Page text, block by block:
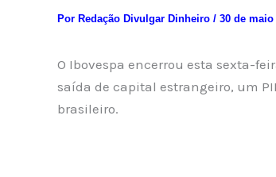
Por Redação Divulgar Dinheiro / 30 de maio
O Ibovespa encerrou esta sexta-
saída de capital estrangeiro, um
brasileiro.